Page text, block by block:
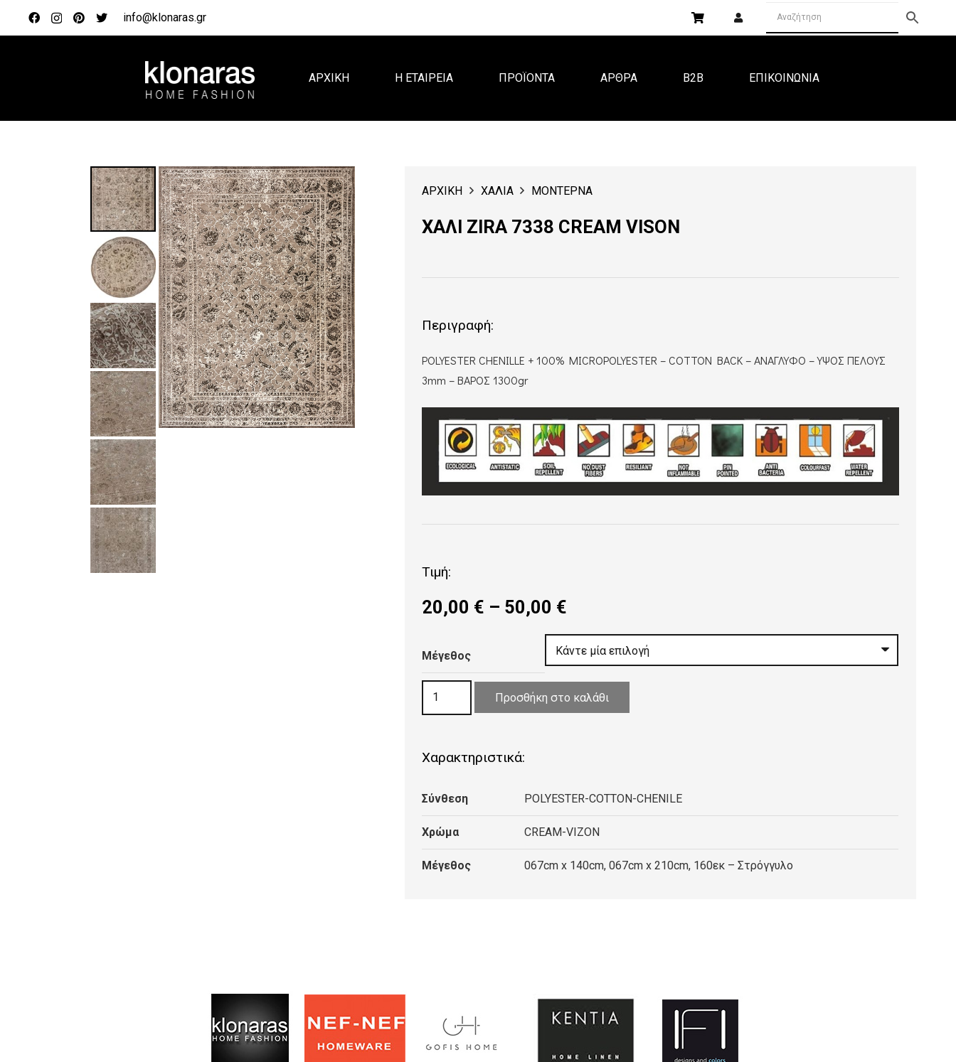
info@klonaras.gr
ΑΡΧΙΚΗ Η ΕΤΑΙΡΕΙΑ ΠΡΟΪΟΝΤΑ ΑΡΘΡΑ B2B ΕΠΙΚΟΙΝΩΝΙΑ
ΑΡΧΙΚΗ ΧΑΛΙΑ ΜΟΝΤΕΡΝΑ
ΧΑΛΙ ZIRA 7338 CREAM VISON
Περιγραφή:
POLYESTER CHENILLE + 100% MICROPOLYESTER – COTTON BACK – ΑΝΑΓΛΥΦΟ – ΥΨΟΣ ΠΕΛΟΥΣ
3mm – ΒΑΡΟΣ 1300gr
Τιμή:
20,00 € – 50,00 €
20,00 €
through
50,00 €
Μέγεθος
VISON
Προσθήκη στο καλάθι
Χαρακτηριστικά:
Σύνθεση POLYESTER-COTTON-CHENILE
Χρώμα CREAM-VIZON
Μέγεθος 067cm x 140cm, 067cm x 210cm, 160εκ – Στρόγγυλο